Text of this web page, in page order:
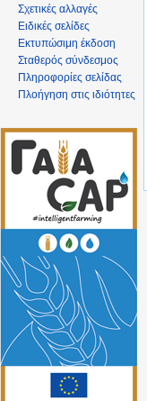
Σχετικές αλλαγές
Ειδικές σελίδες
Εκτυπώσιμη έκδοση
Σταθερός σύνδεσμος
Πληροφορίες σελίδας
Πλοήγηση στις ιδιότητες